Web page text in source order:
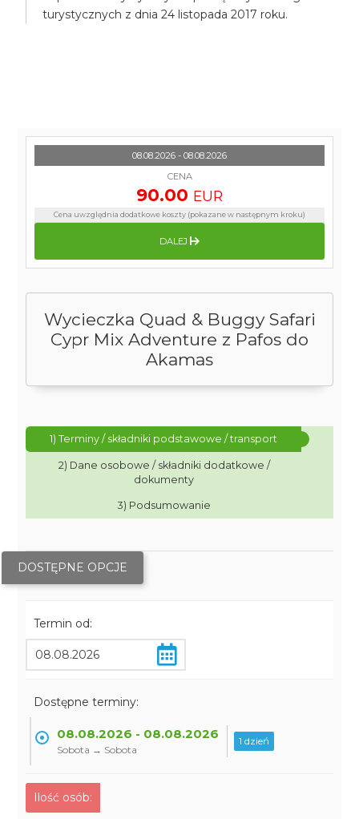
turystycznych z dnia 24 listopada 2017 roku.
Wycieczka Quad & Buggy Safari
Cypr Mix Adventure z Pafos do
Akamas
1) Terminy / składniki podstawowe / transport
2) Dane osobowe / składniki dodatkowe /
dokumenty
3) Podsumowanie
DOSTĘPNE OPCJE
Termin od:
Dostępne terminy:
08.08.2026 - 08.08.2026
Sobota → Sobota
1 dzień
Ilość osób:
08.08.2026 - 08.08.2026
CENA
90.00 EUR
Cena uwzględnia dodatkowe koszty (pokazane w następnym kroku)
DALEJ